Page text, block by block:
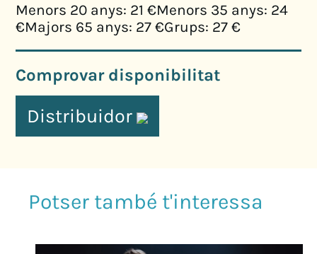
Menors 20 anys: 21 €Menors 35 anys: 24
€Majors 65 anys: 27 €Grups: 27 €
Comprovar disponibilitat
Distribuidor